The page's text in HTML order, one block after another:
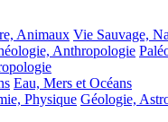
Animaux Vie Sauvage,
Anthropologie
Eau, Mers et Océans
Physique Géologie,